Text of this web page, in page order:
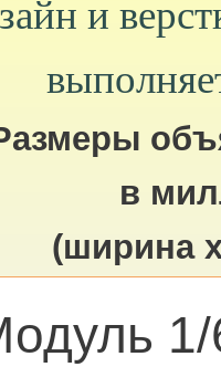
и
в
(ширина